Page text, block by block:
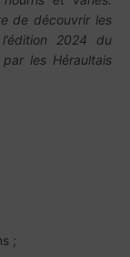
de découvrir les
2024 du
les Héraultais
;